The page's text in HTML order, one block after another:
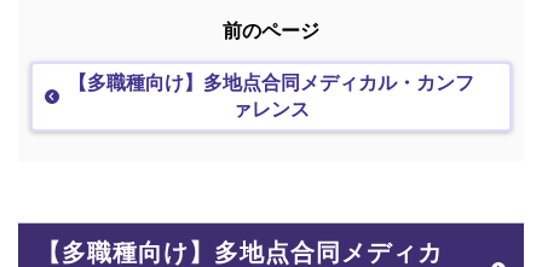
前のページ
【多職種向け】多地点合同メディカル・カンフ
ァレンス
【多職種向け】多地点合同メディカ